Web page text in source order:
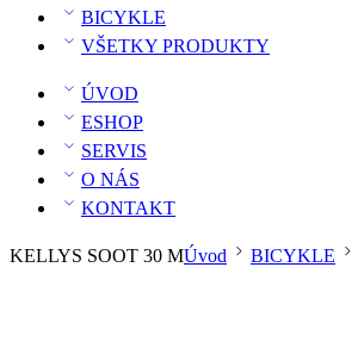
BICYKLE
VŠETKY PRODUKTY
ÚVOD
ESHOP
SERVIS
O NÁS
KONTAKT
KELLYS SOOT 30 MÚvod BICYKLE